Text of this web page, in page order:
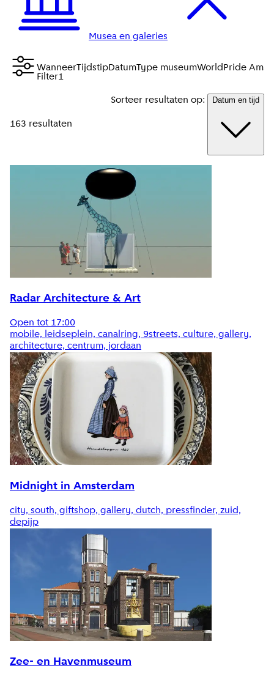
Musea en galeries
Filter1
WanneerTijdstipDatumType museumWorldPride
163 resultaten
Sorteer resultaten op: Datum en tijd
Radar Architecture & Art
Open tot 17:00
mobile, leidseplein, canalring, 9streets, culture, gallery,
architecture, centrum, jordaan
Midnight in Amsterdam
city, south, giftshop, gallery, dutch, pressfinder, zuid,
depijp
Zee- en Havenmuseum